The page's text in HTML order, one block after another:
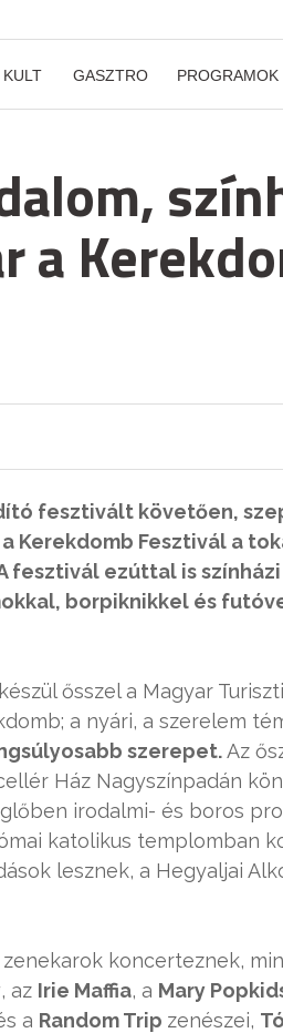
KULT GASZTRO PROGRAMOK
a
fesztivált követően,
Kerekdomb Fesztivál a
fesztivál ezúttal is
borpiknikkel és
ősszel a Magyar
a nyári, a szerelem
szerepet.Az
Ház Nagyszínpadán
irodalmi- és boros
katolikus templomban
lesznek, a Hegyaljai
koncerteznek,
, az Irie Maffia, a Mary
a Random Trip zenészei,